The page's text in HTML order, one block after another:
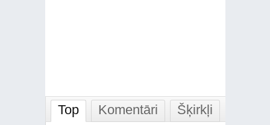
Top Komentāri Šķirkļi